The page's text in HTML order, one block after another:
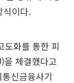
식이다.
도화를 통한 피
을 체결했다고
신금융사기